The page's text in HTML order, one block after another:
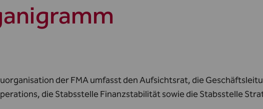
der FMA umfasst den Aufsichtsrat, die
die Stabsstelle Finanzstabilität sowie die Stabsstelle